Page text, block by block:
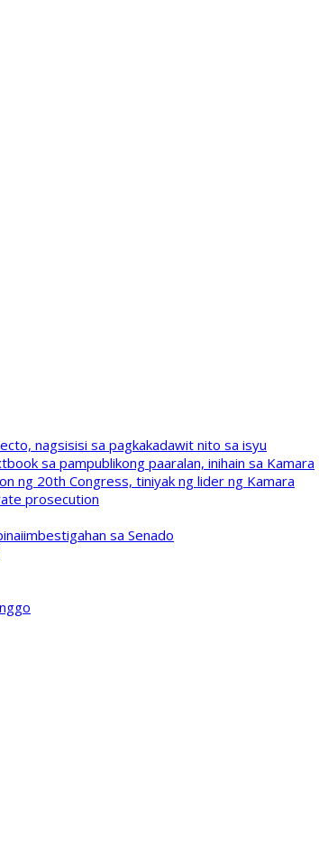
nagsisisi sa pagkakadawit nito sa isyu
sa pampublikong paaralan, inihain sa Kamara
ng 20th Congress, tiniyak ng lider ng Kamara
prosecution
sa Senado